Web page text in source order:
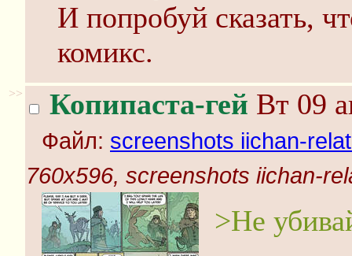
И попробуй сказать,
комикс.
>> Копипаста-гей Вт 09
Файл: screenshots iichan-
760x596, screenshots iichan-
>Не